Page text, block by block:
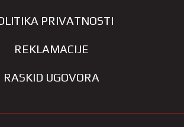
PRIVATNOSTI
REKLAMACIJE
RASKID UGOVORA